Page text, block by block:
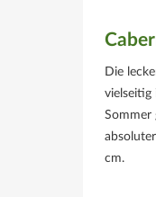
Die
vielseitig
Sommer
cm.